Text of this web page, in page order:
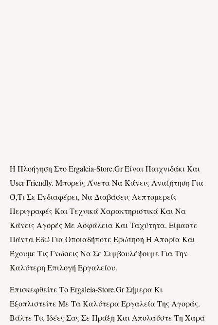
Η Πλοήγηση Στο Ergaleia-Store.gr Είναι Παιχνιδάκι Και
User Friendly. Μπορείς Άνετα Να Κάνεις Αναζήτηση Για
Ό,τι Σε Ενδιαφέρει, Να Διαβάσεις Λεπτομερείς
Περιγραφές Και Τεχνικά Χαρακτηριστικά Και Να
Κάνεις Αγορές Με Ασφάλεια Και Ταχύτητα. Είμαστε
Πάντα Εδώ Για Οποιαδήποτε Ερώτηση Ή Απορία Και
Έχουμε Τις Γνώσεις Να Σε Συμβουλέψουμε Για Την
Καλύτερη Επιλογή Εργαλείου.
Επισκεφθείτε Το Ergaleia-Store.gr Σήμερα Κι
Εξοπλιστείτε Με Τα Καλύτερα Εργαλεία Της Αγοράς.
Βάλτε Τις Ιδέες Σας Σε Πράξη Και Απολαύστε Τη Χαρά